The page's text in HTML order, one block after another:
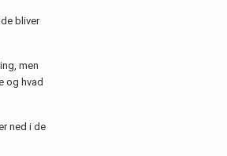
bliver
men
og hvad
ned i de